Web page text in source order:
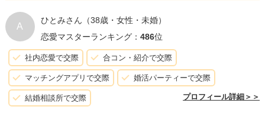
結婚した人たちは、複数人とやりとりして、何人かとデー
トをしていました。なので、真剣に婚活している人だけと
やりとりしたいと思わず、まずはいいなと思った方たちと
やりとりを続けていって見極めていくのがいいのではない
かなと思います！素敵な出会いがありますように！
A
ひとみさん （38歳・女性・未婚）
恋愛マスターランキング： 486位
社内恋愛で交際 合コン・紹介で交際
マッチングアプリで交際 婚活パーティーで交際
結婚相談所で交際 プロフィール詳細＞＞